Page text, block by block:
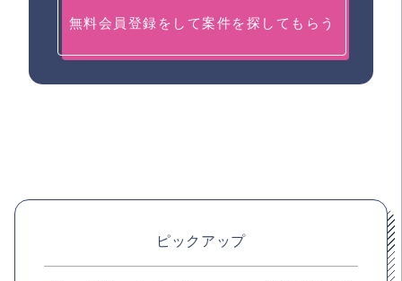
無料会員登録をして案件を探してもらう
ピックアップ